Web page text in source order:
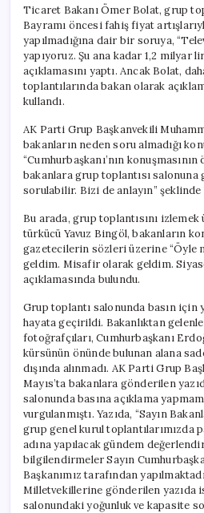
Ticaret Bakanı Ömer Bolat, grup
Bayramı öncesi fahiş fiyat
yapılmadığına dair bir soruya,
yapıyoruz. Şu ana kadar 1,2 milyar
açıklamasını yaptı. Ancak Bolat,
toplantılarında bakan olarak
kullandı.
AK Parti Grup Başkanvekili
bakanların neden soru almadığı
“Cumhurbaşkanı’nın
bakanlara grup toplantısı salonuna
sorulabilir. Bizi de anlayın”
Bu arada, grup toplantısını
türkücü Yavuz Bingöl, bakanların
gazetecilerin sözleri üzerine “Öyle
geldim. Misafir olarak geldim.
açıklamasında bulundu.
Grup toplantı salonunda basın için
hayata geçirildi. Bakanlıktan
fotoğrafçıları, Cumhurbaşkanı
kürsünün önünde bulunan alana
dışında alınmadı. AK Parti Grup
Mayıs’ta bakanlara gönderilen
salonunda basına açıklama
vurgulanmıştı. Yazıda, “Sayın
grup genel kurul toplantılarımızda
adına yapılacak gündem
bilgilendirmeler Sayın
Başkanımız tarafından
Milletvekillerine gönderilen yazıda
salonundaki yoğunluk ve kapasite